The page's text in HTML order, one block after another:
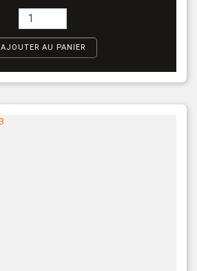
AJOUTER AU PANIER